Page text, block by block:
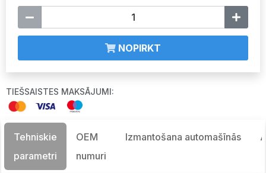
NOPIRKT
TIEŠSAISTES MAKSĀJUMI:
Tehniskie
parametri
OEM
numuri
Izmantošana automašīnās